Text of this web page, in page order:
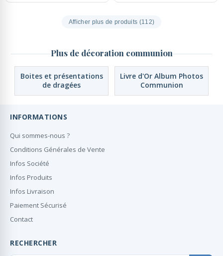
Afficher plus de produits (112)
Plus de décoration communion
Boites et présentations
de dragées
Livre d'Or Album Photos
Communion
INFORMATIONS
Qui sommes-nous ?
Conditions Générales de Vente
Infos Société
Infos Produits
Infos Livraison
Paiement Sécurisé
Contact
RECHERCHER